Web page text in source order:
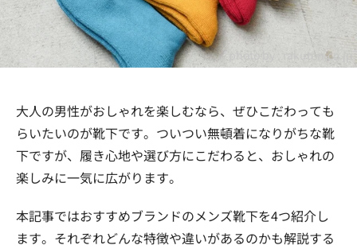
photo by : rakuten.co.jp
大人の男性がおしゃれを楽しむなら、ぜひこだわっても
らいたいのが靴下です。ついつい無頓着になりがちな靴
下ですが、履き心地や選び方にこだわると、おしゃれの
楽しみに一気に広がります。
本記事ではおすすめブランドのメンズ靴下を4つ紹介し
ます。それぞれどんな特徴や違いがあるのかも解説する